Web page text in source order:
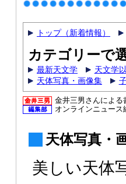
トップ（新着情報）
カテゴリーで
最新天文学 天文学
天体写真・画像集
金井三男さんによる
オンラインニュース
天体写真・
美しい天体